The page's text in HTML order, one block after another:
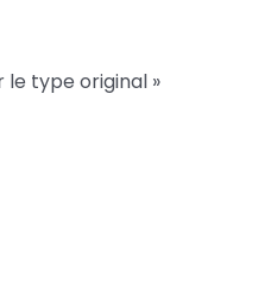
le type original »